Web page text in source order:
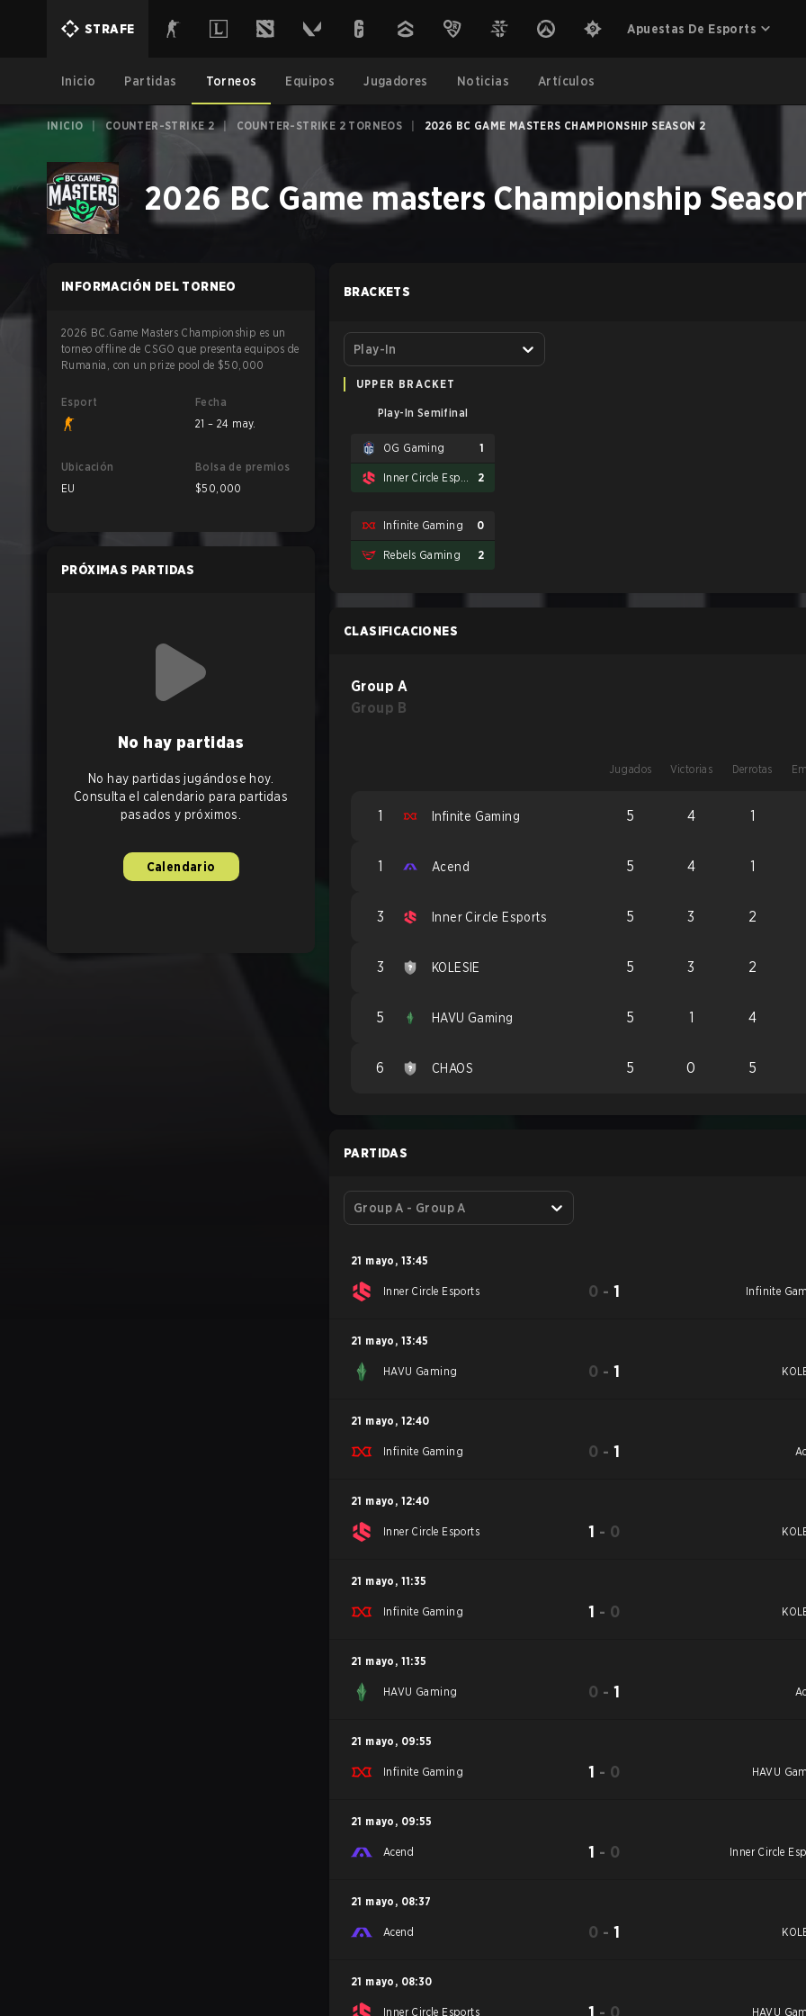
STRAFE Apuestas De Esports
Inicio Partidas Torneos Equipos Jugadores Noticias Artículos
INICIO COUNTER-STRIKE 2 | COUNTER-STRIKE 2 TORNEOS 2026 BC GAME MASTERS CHAMPIONSHIP SEASON 2
2026 BC Game masters Championship
INFORMACIÓN DEL TORNEO
2026 BC.Game Masters Championship es un
torneo offline de CSGO que presenta equipos de
Rumania, con un prize pool de $50,000
Esport
Fecha
21 – 24 may.
Ubicación
EU
Bolsa de premios
$50,000
PRÓXIMAS PARTIDAS
No hay partidas
No hay partidas jugándose hoy.
Consulta el calendario para partidas
pasados y próximos.
Calendario
BRACKETS
Play-In
UPPER BRACKET
Play-In Semifinal
OG Gaming 1
2
Infinite Gaming 0
Rebels Gaming 2
CLASIFICACIONES
Group A
Group B
Jugados Victorias Derrotas
1 Infinite Gaming 5 4 1
1 Acend 5 4 1
3 Inner Circle Esports 5 3 2
3 KOLESIE 5 3 2
5 HAVU Gaming 5 1 4
6 CHAOS 5 0 5
PARTIDAS
Group A - Group A
21 mayo , 13:45
Inner Circle Esports 0 -1 Infinite
21 mayo , 13:45
HAVU Gaming 0 -1
21 mayo , 12:40
Infinite Gaming 0 -1
21 mayo , 12:40
Inner Circle Esports 1 - 0
21 mayo , 11:35
Infinite Gaming 1 - 0
21 mayo , 11:35
HAVU Gaming 0 -1
21 mayo , 09:55
Infinite Gaming 1 - 0 HAVU
21 mayo , 09:55
Acend 1 - 0 Inner Circle
21 mayo , 08:37
Acend 0 -1
21 mayo , 08:30
Inner Circle Esports 1 - 0 HAVU